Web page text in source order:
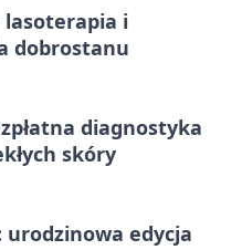
i
dobrostanu
diagnostyka
skóry
edycja